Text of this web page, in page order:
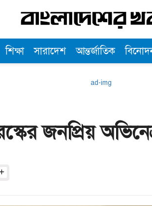
শিক্ষা সারাদেশ আন্তর্জাতিক
জনপ্রিয়